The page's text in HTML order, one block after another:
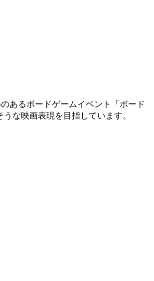
あるボードゲームイベント「ボード
な映画表現を目指しています。